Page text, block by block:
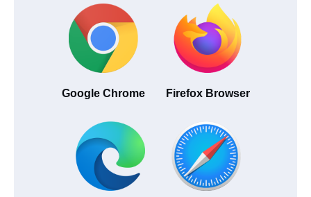
Google Chrome Firefox Browser